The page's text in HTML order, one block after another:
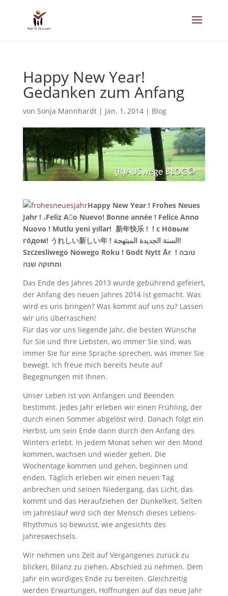
Happy New Year!
Gedanken zum Anfang
von Sonja Mannhardt| Jan. 1, 2014| Blog
Happy New Year ! Frohes Neues
Jahr ! ،Feliz Aٌo Nuevo! Bonne année ! Felice Anno
Nuovo ! Mutlu yeni yıllar! 新年快乐 ! ! с Но́вым
го́дом! うれしい新しい年 ! السنة الجديدة المبتهجة!
Szczesliwego Nowego Roku ! Godt Nytt År ! טובה
ומתוקה שנה
Das Ende des Jahres 2013 wurde gebührend gefeiert,
der Anfang des neuen Jahres 2014 ist gemacht. Was
wird es uns bringen? Was kommt auf uns zu? Lassen
wir uns überraschen!
Für das vor uns liegende Jahr, die besten Wünsche
für Sie und Ihre Liebsten, wo immer Sie sind, was
immer Sie für eine Sprache sprechen, was immer Sie
bewegt. Ich freue mich bereits heute auf
Begegnungen mit Ihnen.
Unser Leben ist von Anfangen und Beenden
bestimmt. Jedes Jahr erleben wir einen Frühling, der
durch einen Sommer abgelöst wird. Danach folgt ein
Herbst, um sein Ende dann durch den Anfang des
Winters erlebt. In jedem Monat sehen wir den Mond
kommen, wachsen und wieder gehen. Die
Wochentage kommen und gehen, beginnen und
enden. Täglich erleben wir einen neuen Tag
anbrechen und seinen Niedergang, das Licht, das
kommt und das Heraufziehen der Dunkelkeit. Selten
im Jahreslauf wird sich der Mensch dieses Lebens-
Rhythmus so bewusst, wie angesichts des
Jahreswechsels.
Wir nehmen uns Zeit auf Vergangenes zurück zu
blicken, Bilanz zu ziehen, Abschied zu nehmen. Dem
Jahr ein würdiges Ende zu bereiten. Gleichzeitig
werden Erwartungen, Hoffnungen auf das neue Jahr